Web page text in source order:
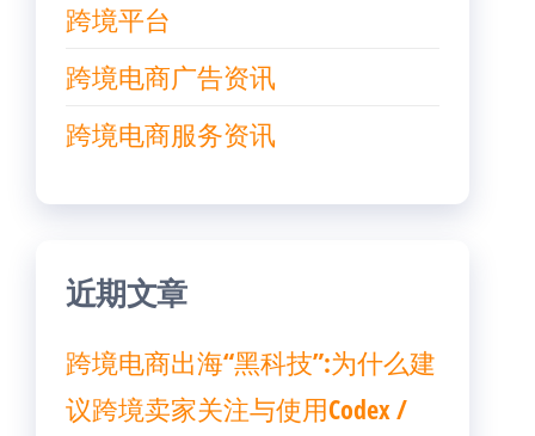
跨境平台
跨境电商广告资讯
跨境电商服务资讯
近期文章
跨境电商出海“黑科技”:为什么建
议跨境卖家关注与使用Codex /